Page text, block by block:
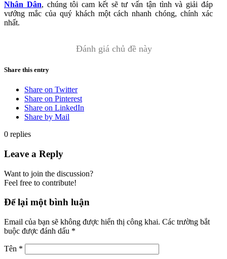
Nhân Dân, chúng tôi cam kết sẽ tư vấn tận tình và giải đáp
vướng mắc của quý khách một cách nhanh chóng, chính xác
nhất.
Đánh giá chủ đề này
Share this entry
Share on Twitter
Share on Pinterest
Share on LinkedIn
Share by Mail
0 replies
Leave a Reply
Want to join the discussion?
Feel free to contribute!
Để lại một bình luận
Email của bạn sẽ không được hiển thị công khai. Các trường bắt
buộc được đánh dấu *
Tên *